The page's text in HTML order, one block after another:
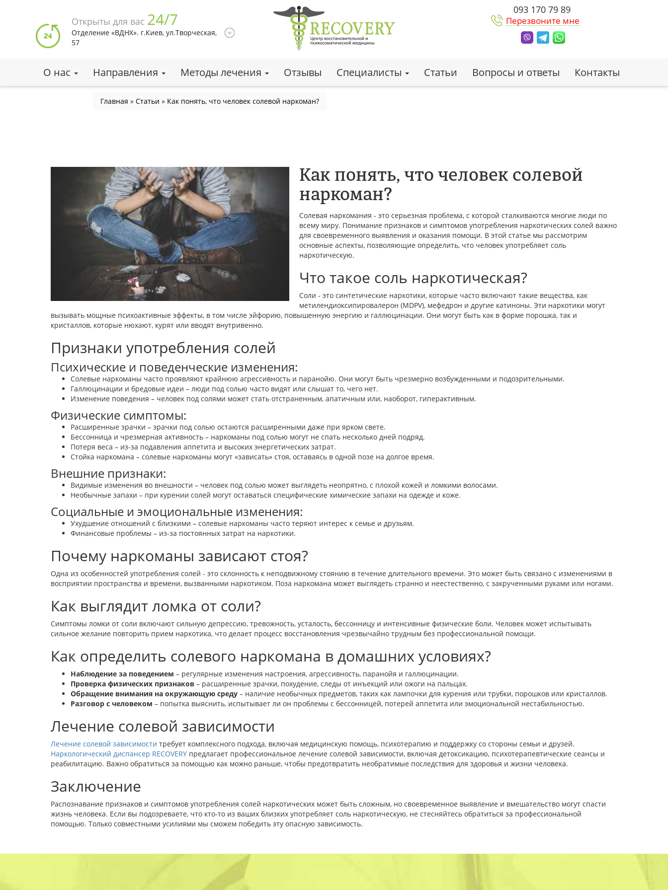
содержанию
Открыты для вас 24/7
Отделение «ВДНХ». г.Киев, ул.Творческая,
57
093 170 79 89
Перезвоните мне
О нас Направления Методы лечения Отзывы Специалисты Статьи Вопросы и ответы Контакты
Вы
Главная » Статьи » Как понять, что человек солевой наркоман?
Как понять, что человек солевой
наркоман?
Солевая наркомания - это серьезная проблема, с которой сталкиваются многие люди по
всему миру. Понимание признаков и симптомов употребления наркотических солей важно
для своевременного выявления и оказания помощи. В этой статье мы рассмотрим
основные аспекты, позволяющие определить, что человек употребляет соль
наркотическую.
Что такое соль наркотическая?
Соли - это синтетические наркотики, которые часто включают такие вещества, как
метилендиоксипировалерон (MDPV), мефедрон и другие катиноны. Эти наркотики могут
вызывать мощные психоактивные эффекты, в том числе эйфорию, повышенную энергию и галлюцинации. Они могут быть как в форме порошка, так и
кристаллов, которые нюхают, курят или вводят внутривенно.
Признаки употребления солей
Психические и поведенческие изменения:
Солевые наркоманы часто проявляют крайнюю агрессивность и паранойю. Они могут быть чрезмерно возбужденными и подозрительными.
Галлюцинации и бредовые идеи – люди под солью часто видят или слышат то, чего нет.
Изменение поведения – человек под солями может стать отстраненным, апатичным или, наоборот, гиперактивным.
Физические симптомы:
Расширенные зрачки – зрачки под солью остаются расширенными даже при ярком свете.
Бессонница и чрезмерная активность – наркоманы под солью могут не спать несколько дней подряд.
Потеря веса – из-за подавления аппетита и высоких энергетических затрат.
Стойка наркомана – солевые наркоманы могут «зависать» стоя, оставаясь в одной позе на долгое время.
Внешние признаки:
Видимые изменения во внешности – человек под солью может выглядеть неопрятно, с плохой кожей и ломкими волосами.
Необычные запахи – при курении солей могут оставаться специфические химические запахи на одежде и коже.
Социальные и эмоциональные изменения:
Ухудшение отношений с близкими – солевые наркоманы часто теряют интерес к семье и друзьям.
Финансовые проблемы – из-за постоянных затрат на наркотики.
Почему наркоманы зависают стоя?
Одна из особенностей употребления солей - это склонность к неподвижному стоянию в течение длительного времени. Это может быть связано с изменениями в
восприятии пространства и времени, вызванными наркотиком. Поза наркомана может выглядеть странно и неестественно, с закрученными руками или ногами.
Как выглядит ломка от соли?
Симптомы ломки от соли включают сильную депрессию, тревожность, усталость, бессонницу и интенсивные физические боли. Человек может испытывать
сильное желание повторить прием наркотика, что делает процесс восстановления чрезвычайно трудным без профессиональной помощи.
Как определить солевого наркомана в домашних условиях?
Наблюдение за поведением – регулярные изменения настроения, агрессивность, паранойя и галлюцинации.
Проверка физических признаков – расширенные зрачки, похудение, следы от инъекций или ожоги на пальцах.
Обращение внимания на окружающую среду – наличие необычных предметов, таких как лампочки для курения или трубки, порошков или кристаллов.
Разговор с человеком – попытка выяснить, испытывает ли он проблемы с бессонницей, потерей аппетита или эмоциональной нестабильностью.
Лечение солевой зависимости
Лечение солевой зависимости требует комплексного подхода, включая медицинскую помощь, психотерапию и поддержку со стороны семьи и друзей.
Наркологический диспансер RECOVERY предлагает профессиональное лечение солевой зависимости, включая детоксикацию, психотерапевтические сеансы и
реабилитацию. Важно обратиться за помощью как можно раньше, чтобы предотвратить необратимые последствия для здоровья и жизни человека.
Заключение
Распознавание признаков и симптомов употребления солей наркотических может быть сложным, но своевременное выявление и вмешательство могут спасти
жизнь человека. Если вы подозреваете, что кто-то из ваших близких употребляет соль наркотическую, не стесняйтесь обратиться за профессиональной
помощью. Только совместными усилиями мы сможем победить эту опасную зависимость.